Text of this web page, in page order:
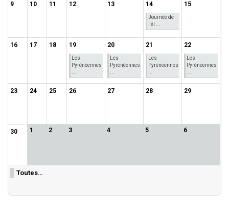
9 10 11 12 13 14
Journée de
l'él ...
15
16 17 18 19
Les
Pyrénéennes
20
Les
Pyrénéennes
21
Les
Pyrénéennes
22
Les
Pyrénéennes
23 24 25 26 27 28 29
30 1 2 3 4 5 6
Toutes…